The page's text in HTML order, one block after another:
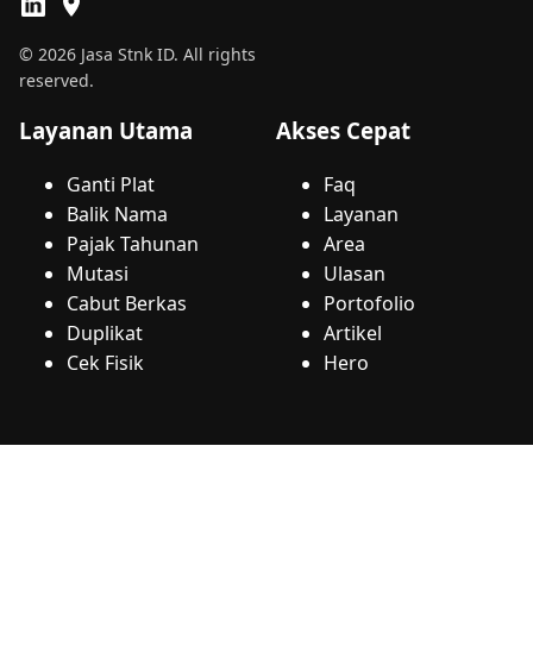
© 2026 Jasa Stnk ID. All rights
reserved.
Layanan Utama
Ganti Plat
Balik Nama
Pajak Tahunan
Mutasi
Cabut Berkas
Duplikat
Cek Fisik
Akses Cepat
Faq
Layanan
Area
Ulasan
Portofolio
Artikel
Hero